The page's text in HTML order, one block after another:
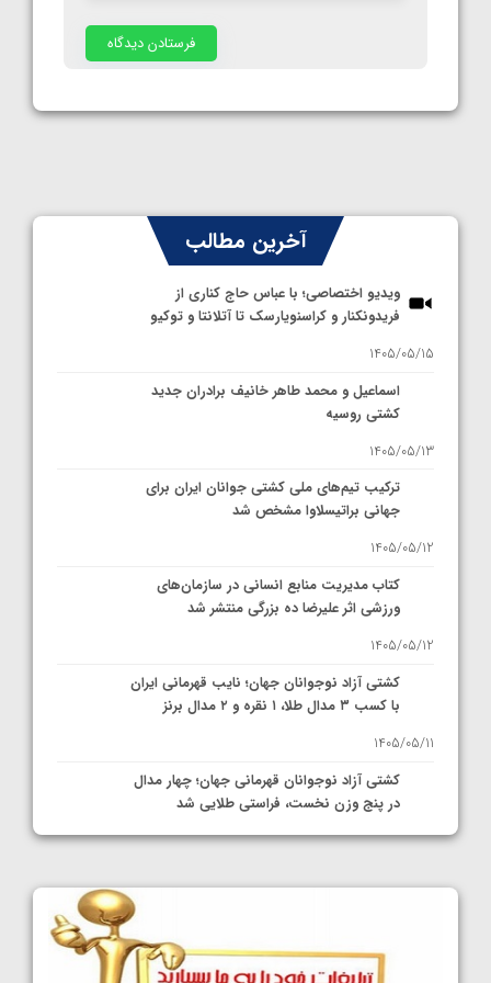
آخرین مطالب
ویدیو اختصاصی؛ با عباس حاج کناری از
فریدونکنار و کراسنویارسک تا آتلانتا و توکیو
1405/05/15
اسماعیل و محمد طاهر خانیف برادران جدید
کشتی روسیه
1405/05/13
ترکیب تیم‌های ملی کشتی جوانان ایران برای
جهانی براتیسلاوا مشخص شد
1405/05/12
کتاب مدیریت منابع انسانی در سازمان‌های
ورزشی اثر علیرضا ده بزرگی منتشر شد
1405/05/12
کشتی آزاد نوجوانان جهان؛ نایب قهرمانی ایران
با کسب ۳ مدال طلا، ۱ نقره و ۲ مدال برنز
1405/05/11
کشتی آزاد نوجوانان قهرمانی جهان؛ چهار مدال
در پنج وزن نخست، فراستی طلایی شد
1405/05/11
کشتی آزاد نوجوانان جهان؛ رقبای نمایندگان